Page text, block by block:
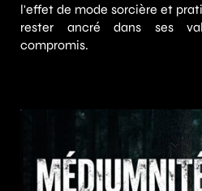
l'effet de mode sorcière et
rester ancré dans ses
compromis.